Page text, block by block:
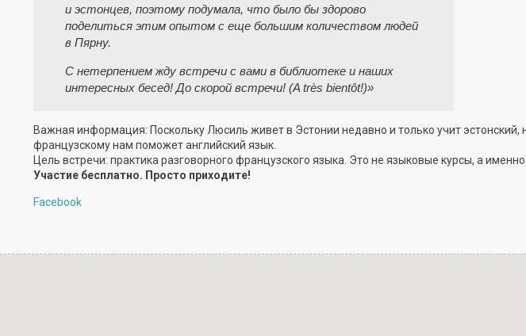
и эстонцев, поэтому подумала, что было бы здорово
поделиться этим опытом с еще большим количеством людей
в Пярну.
С нетерпением жду встречи с вами в библиотеке и наших
интересных бесед! До скорой встречи! (A très bientôt!)»
Важная информация: Поскольку Люсиль живет в Эстонии недавно и только учит эстонский,
французскому нам поможет английский язык.
Цель встречи: практика разговорного французского языка. Это не языковые курсы, а
Участие бесплатно. Просто приходите!
Facebook